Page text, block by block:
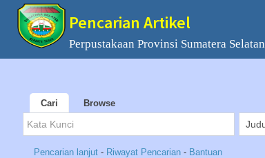
Pencarian Artikel
Perpustakaan Provinsi Sumatera Selatan
Cari Browse
Pencarian lanjut - Riwayat Pencarian - Bantuan